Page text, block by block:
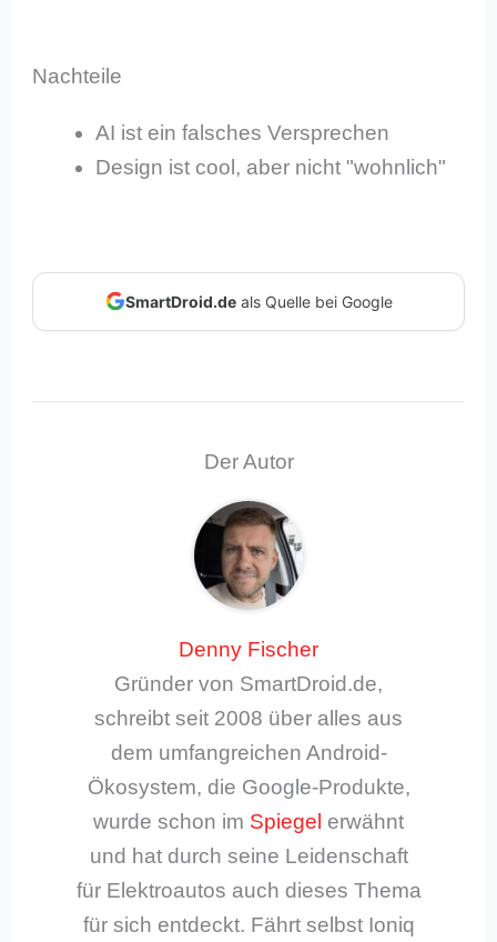
Nachteile
AI ist ein falsches Versprechen
Design ist cool, aber nicht "wohnlich"
SmartDroid.deals Quelle bei Google
Der Autor
Denny Fischer
Gründer von SmartDroid.de,
schreibt seit 2008 über alles aus
dem umfangreichen Android-
Ökosystem, die Google-Produkte,
wurde schon im Spiegel erwähnt
und hat durch seine Leidenschaft
für Elektroautos auch dieses Thema
für sich entdeckt. Fährt selbst Ioniq